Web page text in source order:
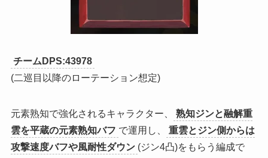
チームDPS:43978
(二巡目以降のローテーション想定)
元素熟知で強化されるキャラクター、
熟知ジンと融解重
雲を平蔵の元素熟知バフ で運用し、
重雲とジン側からは
攻撃速度バフや風耐性ダウン (ジン4凸)をもらう編成で